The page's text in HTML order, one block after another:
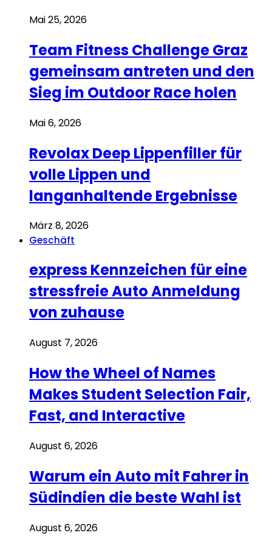
Mai 25, 2026
Team Fitness Challenge Graz
gemeinsam antreten und den
Sieg im Outdoor Race holen
Mai 6, 2026
Revolax Deep Lippenfiller für
volle Lippen und
langanhaltende Ergebnisse
März 8, 2026
Geschäft
express Kennzeichen für eine
stressfreie Auto Anmeldung
von zuhause
August 7, 2026
How the Wheel of Names
Makes Student Selection Fair,
Fast, and Interactive
August 6, 2026
Warum ein Auto mit Fahrer in
Südindien die beste Wahl ist
August 6, 2026